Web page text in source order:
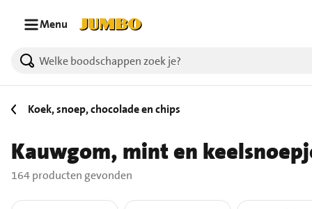
Menu
164 producten gevonden.
Koek, snoep, chocolade en chips
Kauwgom, mint en
164 producten gevonden